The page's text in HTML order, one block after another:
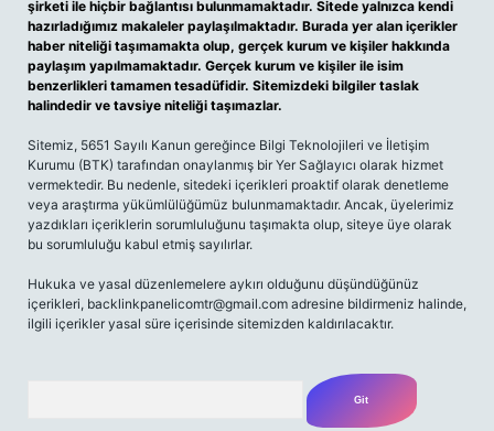
şirketi ile hiçbir bağlantısı bulunmamaktadır. Sitede yalnızca kendi
hazırladığımız makaleler paylaşılmaktadır. Burada yer alan içerikler
haber niteliği taşımamakta olup, gerçek kurum ve kişiler hakkında
paylaşım yapılmamaktadır. Gerçek kurum ve kişiler ile isim
benzerlikleri tamamen tesadüfidir. Sitemizdeki bilgiler taslak
halindedir ve tavsiye niteliği taşımazlar.
Sitemiz, 5651 Sayılı Kanun gereğince Bilgi Teknolojileri ve İletişim
Kurumu (BTK) tarafından onaylanmış bir Yer Sağlayıcı olarak hizmet
vermektedir. Bu nedenle, sitedeki içerikleri proaktif olarak denetleme
veya araştırma yükümlülüğümüz bulunmamaktadır. Ancak, üyelerimiz
yazdıkları içeriklerin sorumluluğunu taşımakta olup, siteye üye olarak
bu sorumluluğu kabul etmiş sayılırlar.
Hukuka ve yasal düzenlemelere aykırı olduğunu düşündüğünüz
içerikleri, backlinkpanelicomtr@gmail.com adresine bildirmeniz halinde,
ilgili içerikler yasal süre içerisinde sitemizden kaldırılacaktır.